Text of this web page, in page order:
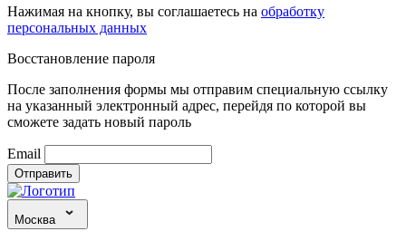
Нажимая на кнопку, вы соглашаетесь на обработку
персональных данных
Восстановление пароля
После заполнения формы мы отправим специальную ссылку
на указанный электронный адрес, перейдя по которой вы
сможете задать новый пароль
Email
Отправить
Москва